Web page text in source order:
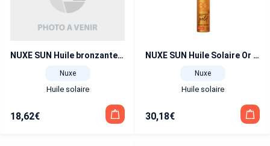
NUXE SUN Huile bronzante Visage et corps faible protection SPF 10 150 ml
Nuxe
Huile solaire
18,62€
NUXE SUN Huile Solaire Or SPF 30 Visage et Corps 150 ml
Nuxe
Huile solaire
30,18€